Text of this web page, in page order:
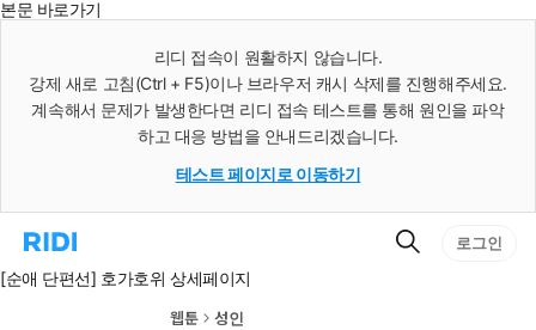
본문 바로가기
리디 접속이 원활하지 않습니다.
강제 새로 고침(Ctrl + F5)이나 브라우저 캐시 삭제를 진행해주세요.
계속해서 문제가 발생한다면 리디 접속 테스트를 통해 원인을 파악
하고 대응 방법을 안내드리겠습니다.
테스트 페이지로 이동하기
리
홈
검
로그인
[순애 단편선] 호가호위 상세페이지
웹툰
성인